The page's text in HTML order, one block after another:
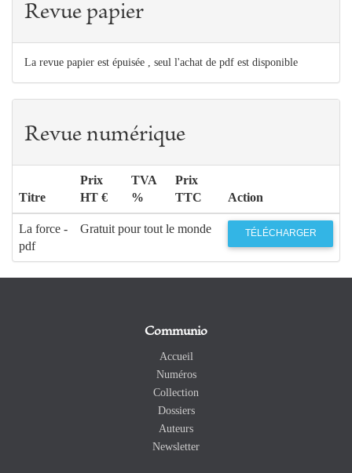
Revue papier
La revue papier est épuisée , seul l'achat de pdf est disponible
Revue numérique
Titre
Prix
HT €
TVA
%
Prix
TTC
Action
La force -
pdf
Gratuit pour tout le monde TÉLÉCHARGER
Communio
Accueil
Numéros
Collection
Dossiers
Auteurs
Newsletter